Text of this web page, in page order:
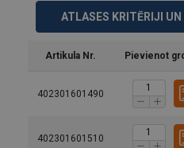
ATLASES KRITĒRIJI
Artikula Nr. Pievienot
402301601490
402301601510